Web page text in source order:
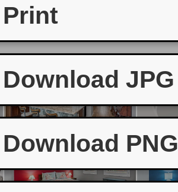
Print
Download JPG
Download PNG